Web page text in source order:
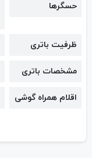
حسگرها
ظرفیت باتری
مشخصات باتری
اقلام همراه گوشی